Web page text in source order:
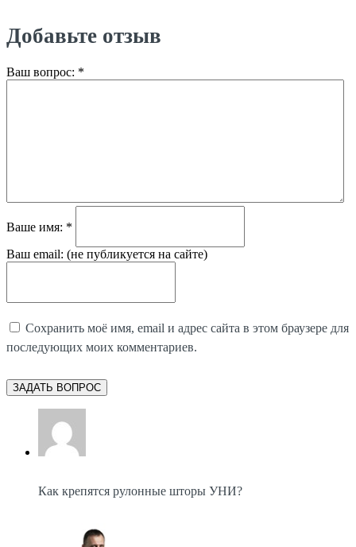
Добавьте отзыв
Ваш вопрос: *
Ваше имя: *
Ваш email: (не публикуется на сайте)
Сохранить моё имя, email и адрес сайта в этом браузере для
последующих моих комментариев.
Как крепятся рулонные шторы УНИ?